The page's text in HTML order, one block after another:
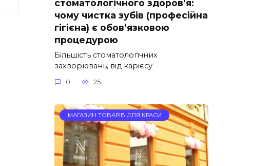
стоматологічного здоров’я:
чому чистка зубів (професійна
гігієна) є обов’язковою
процедурою
Більшість стоматологічних
захворювань, від карієсу
0 25
МАГАЗИН ТОВАРІВ ДЛЯ КРАСИ